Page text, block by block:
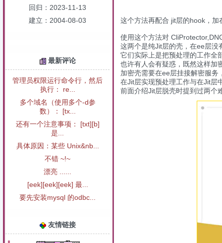
回归：2023-11-13
建立：2004-08-03
最新评论
管理员权限运行命令行，然后
执行： re...
多个域名（使用多个-d参
数）： [tx...
还有一个注意事项： [txt][b]
是...
具体原因：某些 Unix&nb...
不错 ~!~
漂亮 ......
[eek][eek][eek] 最...
要先安装mysql 的odbc...
友情链接
这个方法再配合 jit层的hook，
使用这个方法对
这两个是纯Jit层的壳，在ee层
它们实际上是把预处理的工作全
也许有人会有疑惑，既然这样加
加密壳需要在ee层挂接解密服
在Jit层实现预处理工作与在Jit层
前面介绍Jit层脱壳时提到过两个